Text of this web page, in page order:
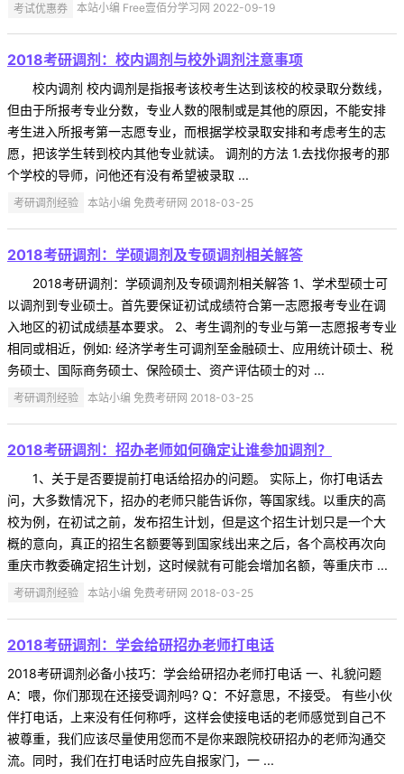
考试优惠券 本站小编 Free壹佰分学习网 2022-09-19
2018考研调剂：校内调剂与校外调剂注意事项
校内调剂 校内调剂是指报考该校考生达到该校的校录取分数线，
但由于所报考专业分数，专业人数的限制或是其他的原因，不能安排
考生进入所报考第一志愿专业，而根据学校录取安排和考虑考生的志
愿，把该学生转到校内其他专业就读。 调剂的方法 1.去找你报考的那
个学校的导师，问他还有没有希望被录取 ...
考研调剂经验 本站小编 免费考研网 2018-03-25
2018考研调剂：学硕调剂及专硕调剂相关解答
2018考研调剂：学硕调剂及专硕调剂相关解答 1、学术型硕士可
以调剂到专业硕士。首先要保证初试成绩符合第一志愿报考专业在调
入地区的初试成绩基本要求。 2、考生调剂的专业与第一志愿报考专业
相同或相近，例如: 经济学考生可调剂至金融硕士、应用统计硕士、税
务硕士、国际商务硕士、保险硕士、资产评估硕士的对 ...
考研调剂经验 本站小编 免费考研网 2018-03-25
2018考研调剂：招办老师如何确定让谁参加调剂？
1、关于是否要提前打电话给招办的问题。 实际上，你打电话去
问，大多数情况下，招办的老师只能告诉你，等国家线。以重庆的高
校为例，在初试之前，发布招生计划，但是这个招生计划只是一个大
概的意向，真正的招生名额要等到国家线出来之后，各个高校再次向
重庆市教委确定招生计划，这时候就有可能会增加名额，等重庆市 ...
考研调剂经验 本站小编 免费考研网 2018-03-25
2018考研调剂：学会给研招办老师打电话
2018考研调剂必备小技巧：学会给研招办老师打电话 一、礼貌问题
A：喂，你们那现在还接受调剂吗? Q：不好意思，不接受。 有些小伙
伴打电话，上来没有任何称呼，这样会使接电话的老师感觉到自己不
被尊重，我们应该尽量使用您而不是你来跟院校研招办的老师沟通交
流。同时，我们在打电话时应先自报家门，一 ...